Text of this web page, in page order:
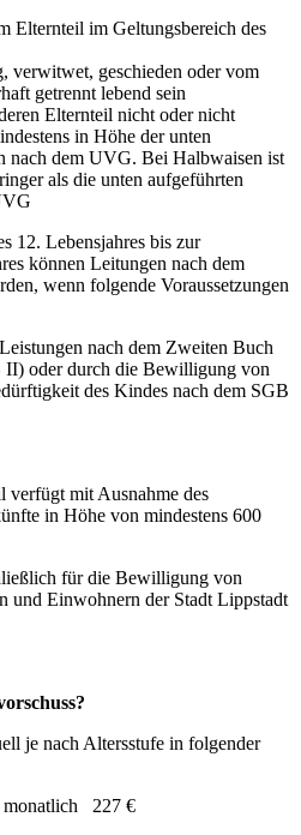
Elternteil im Geltungsbereich des
verwitwet, geschieden oder vom
getrennt lebend sein
Elternteil nicht oder nicht
in Höhe der unten
nach dem UVG. Bei Halbwaisen ist
als die unten aufgeführten
12. Lebensjahres bis zur
können Leitungen nach dem
wenn folgende Voraussetzungen
nach dem Zweiten Buch
II) oder durch die Bewilligung von
des Kindes nach dem SGB
verfügt mit Ausnahme des
in Höhe von mindestens 600
für die Bewilligung von
und Einwohnern der Stadt Lippstadt
je nach Altersstufe in folgender
227 €